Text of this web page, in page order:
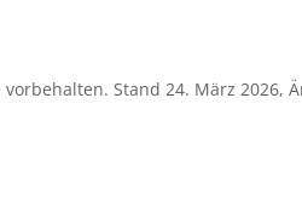
Stand 24. März 2026,